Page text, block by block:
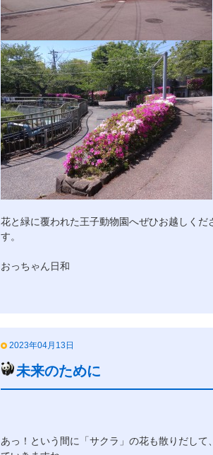
花と緑に覆われた王子動物園へぜひお越しくだ
す。
おっちゃん日和
2023年04月13日
未来のために
あっ！という間に「サクラ」の花も散りだして